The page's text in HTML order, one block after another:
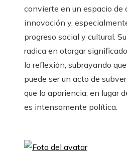
convierte en un espacio de
innovación y,
progreso social y cultural.
radica en otorgar
la reflexión, subrayando
puede ser un acto de
que la apariencia, en lugar
es intensamente política.